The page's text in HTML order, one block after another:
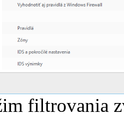
filtrovania